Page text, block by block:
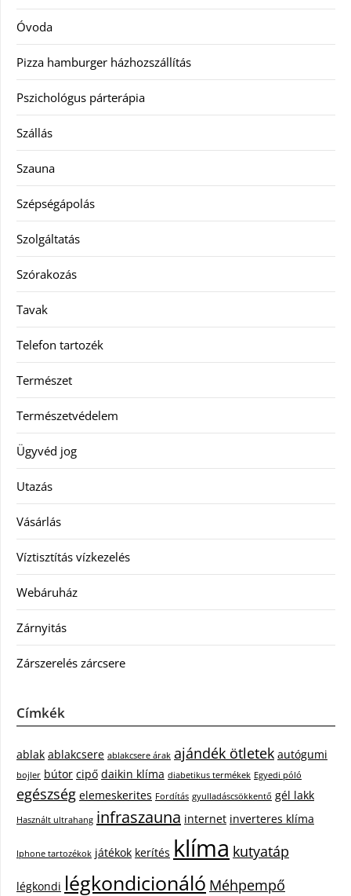
Óvoda
Pizza hamburger házhozszállítás
Pszichológus párterápia
Szállás
Szauna
Szépségápolás
Szolgáltatás
Szórakozás
Tavak
Telefon tartozék
Természet
Természetvédelem
Ügyvéd jog
Utazás
Vásárlás
Víztisztítás vízkezelés
Webáruház
Zárnyitás
Zárszerelés zárcsere
Címkék
ablak ablakcsere ablakcsere árak ajándék ötletek autógumi
bojler bútor cipő daikin klíma diabetikus termékek Egyedi póló
egészség elemeskerites Fordítás gyulladáscsökkentő gél lakk
Használt ultrahang infraszauna internet inverteres klíma
Iphone tartozékok játékok kerítés klíma kutyatáp
légkondi légkondicionáló Méhpempő